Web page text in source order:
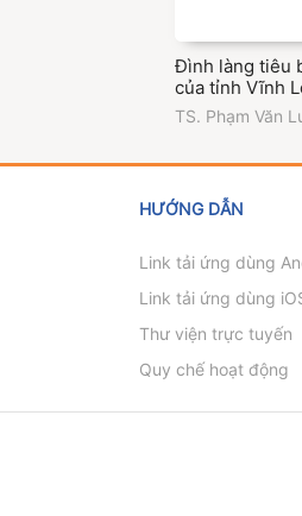
Đình làng tiêu
của tỉnh Vĩnh
(Phần I - Đình
tiêu biểu ở
TS. Phạm Văn
Vân,Trường Đại
Chí Minh
HƯỚNG DẪN
Link tải ứng dùng
Link tải ứng dùng
Thư viện trực tuyến
Quy chế hoạt động